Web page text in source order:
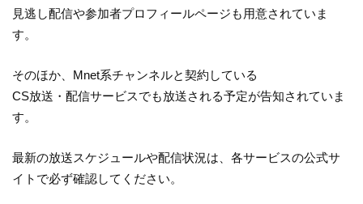
見逃し配信や参加者プロフィールページも用意されていま
す。
そのほか、Mnet系チャンネルと契約している
CS放送・配信サービスでも放送される予定が告知されていま
す。
最新の放送スケジュールや配信状況は、各サービスの公式サ
イトで必ず確認してください。